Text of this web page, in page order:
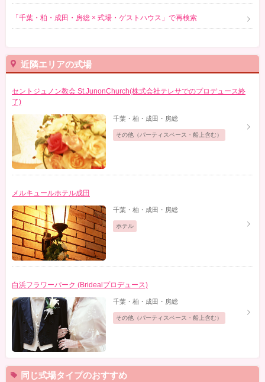
「千葉・柏・成田・房総 × 式場・ゲストハウス」で再検索
近隣エリアの式場
セントジュノン教会 St.JunonChurch(株式会社テレサでのプロデュース終
了)
千葉・柏・成田・房総
その他（パーティスペース・船上含む）
メルキュールホテル成田
千葉・柏・成田・房総
ホテル
白浜フラワーパーク (Bridealプロデュース)
千葉・柏・成田・房総
その他（パーティスペース・船上含む）
同じ式場タイプのおすすめ